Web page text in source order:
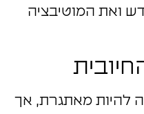
ואת המוטיבציה
להיות מאתגרת, אך